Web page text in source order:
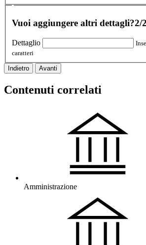
Vuoi aggiungere altri dettagli?2/2
Dettaglio
caratteri
Indietro Avanti
Contenuti correlati
Amministrazione